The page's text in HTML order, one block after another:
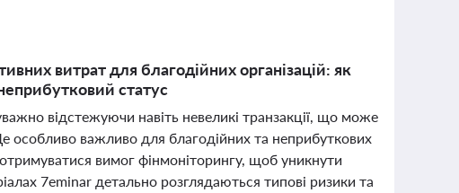
витрат для благодійних організацій: як
статус
відстежуючи навіть невеликі транзакції, що може
особливо важливо для благодійних та неприбуткових
вимог фінмоніторингу, щоб уникнути
7eminar детально розглядаються типові ризики та